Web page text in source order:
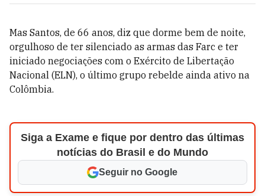
Mas Santos, de 66 anos, diz que dorme bem de noite,
orgulhoso de ter silenciado as armas das Farc e ter
iniciado negociações com o Exército de Libertação
Nacional (ELN), o último grupo rebelde ainda ativo na
Colômbia.
Siga a Exame e fique por dentro das últimas
notícias do Brasil e do Mundo
Seguir no Google